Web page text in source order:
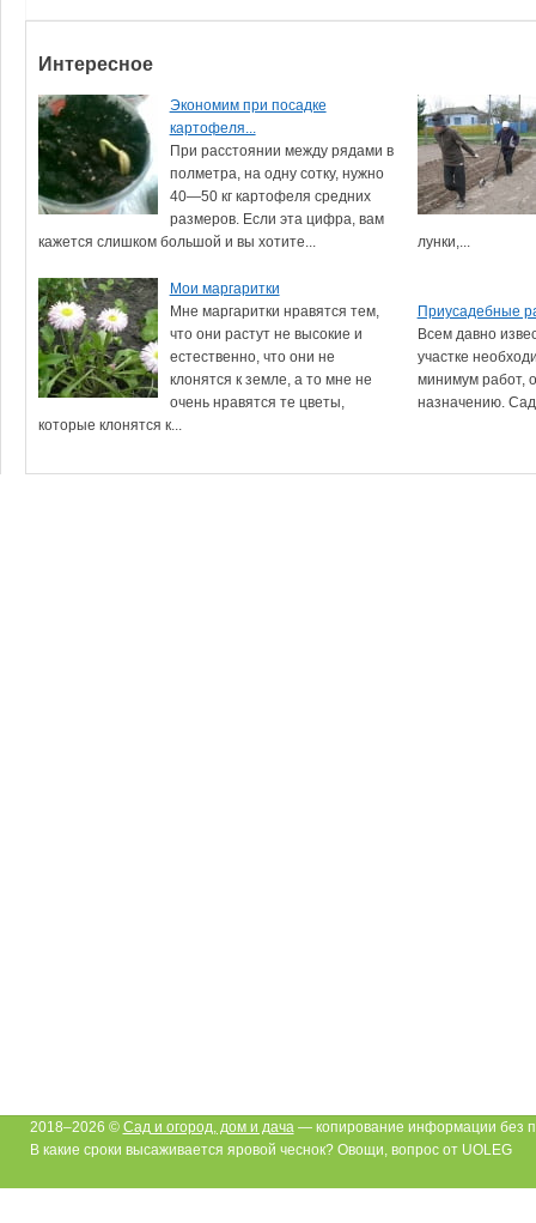
Интересное
Экономим при посадке
картофеля...
При расстоянии между рядами в
полметра, на одну сотку, нужно
40—50 кг картофеля средних
размеров. Если эта цифра, вам
кажется слишком большой и вы хотите...
лунки,...
Мои маргаритки
Мне маргаритки нравятся тем,
что они растут не высокие и
естественно, что они не
клонятся к земле, а то мне не
очень нравятся те цветы,
которые клонятся к...
Приусадебные
Всем давно
участке
минимум работ,
назначению.
2018–2026 © Сад и огород, дом и дача— копирование информации без
В какие сроки высаживается яровой чеснок? Овощи, вопрос от UOLEG